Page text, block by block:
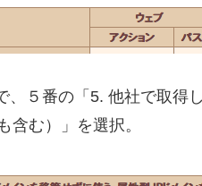
、５番の「5. 他社で取得
含む）」を選択。